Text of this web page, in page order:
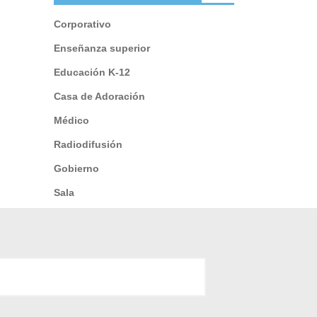
Corporativo
Enseñanza superior
Educación K-12
Casa de Adoración
Médico
Radiodifusión
Gobierno
Sala